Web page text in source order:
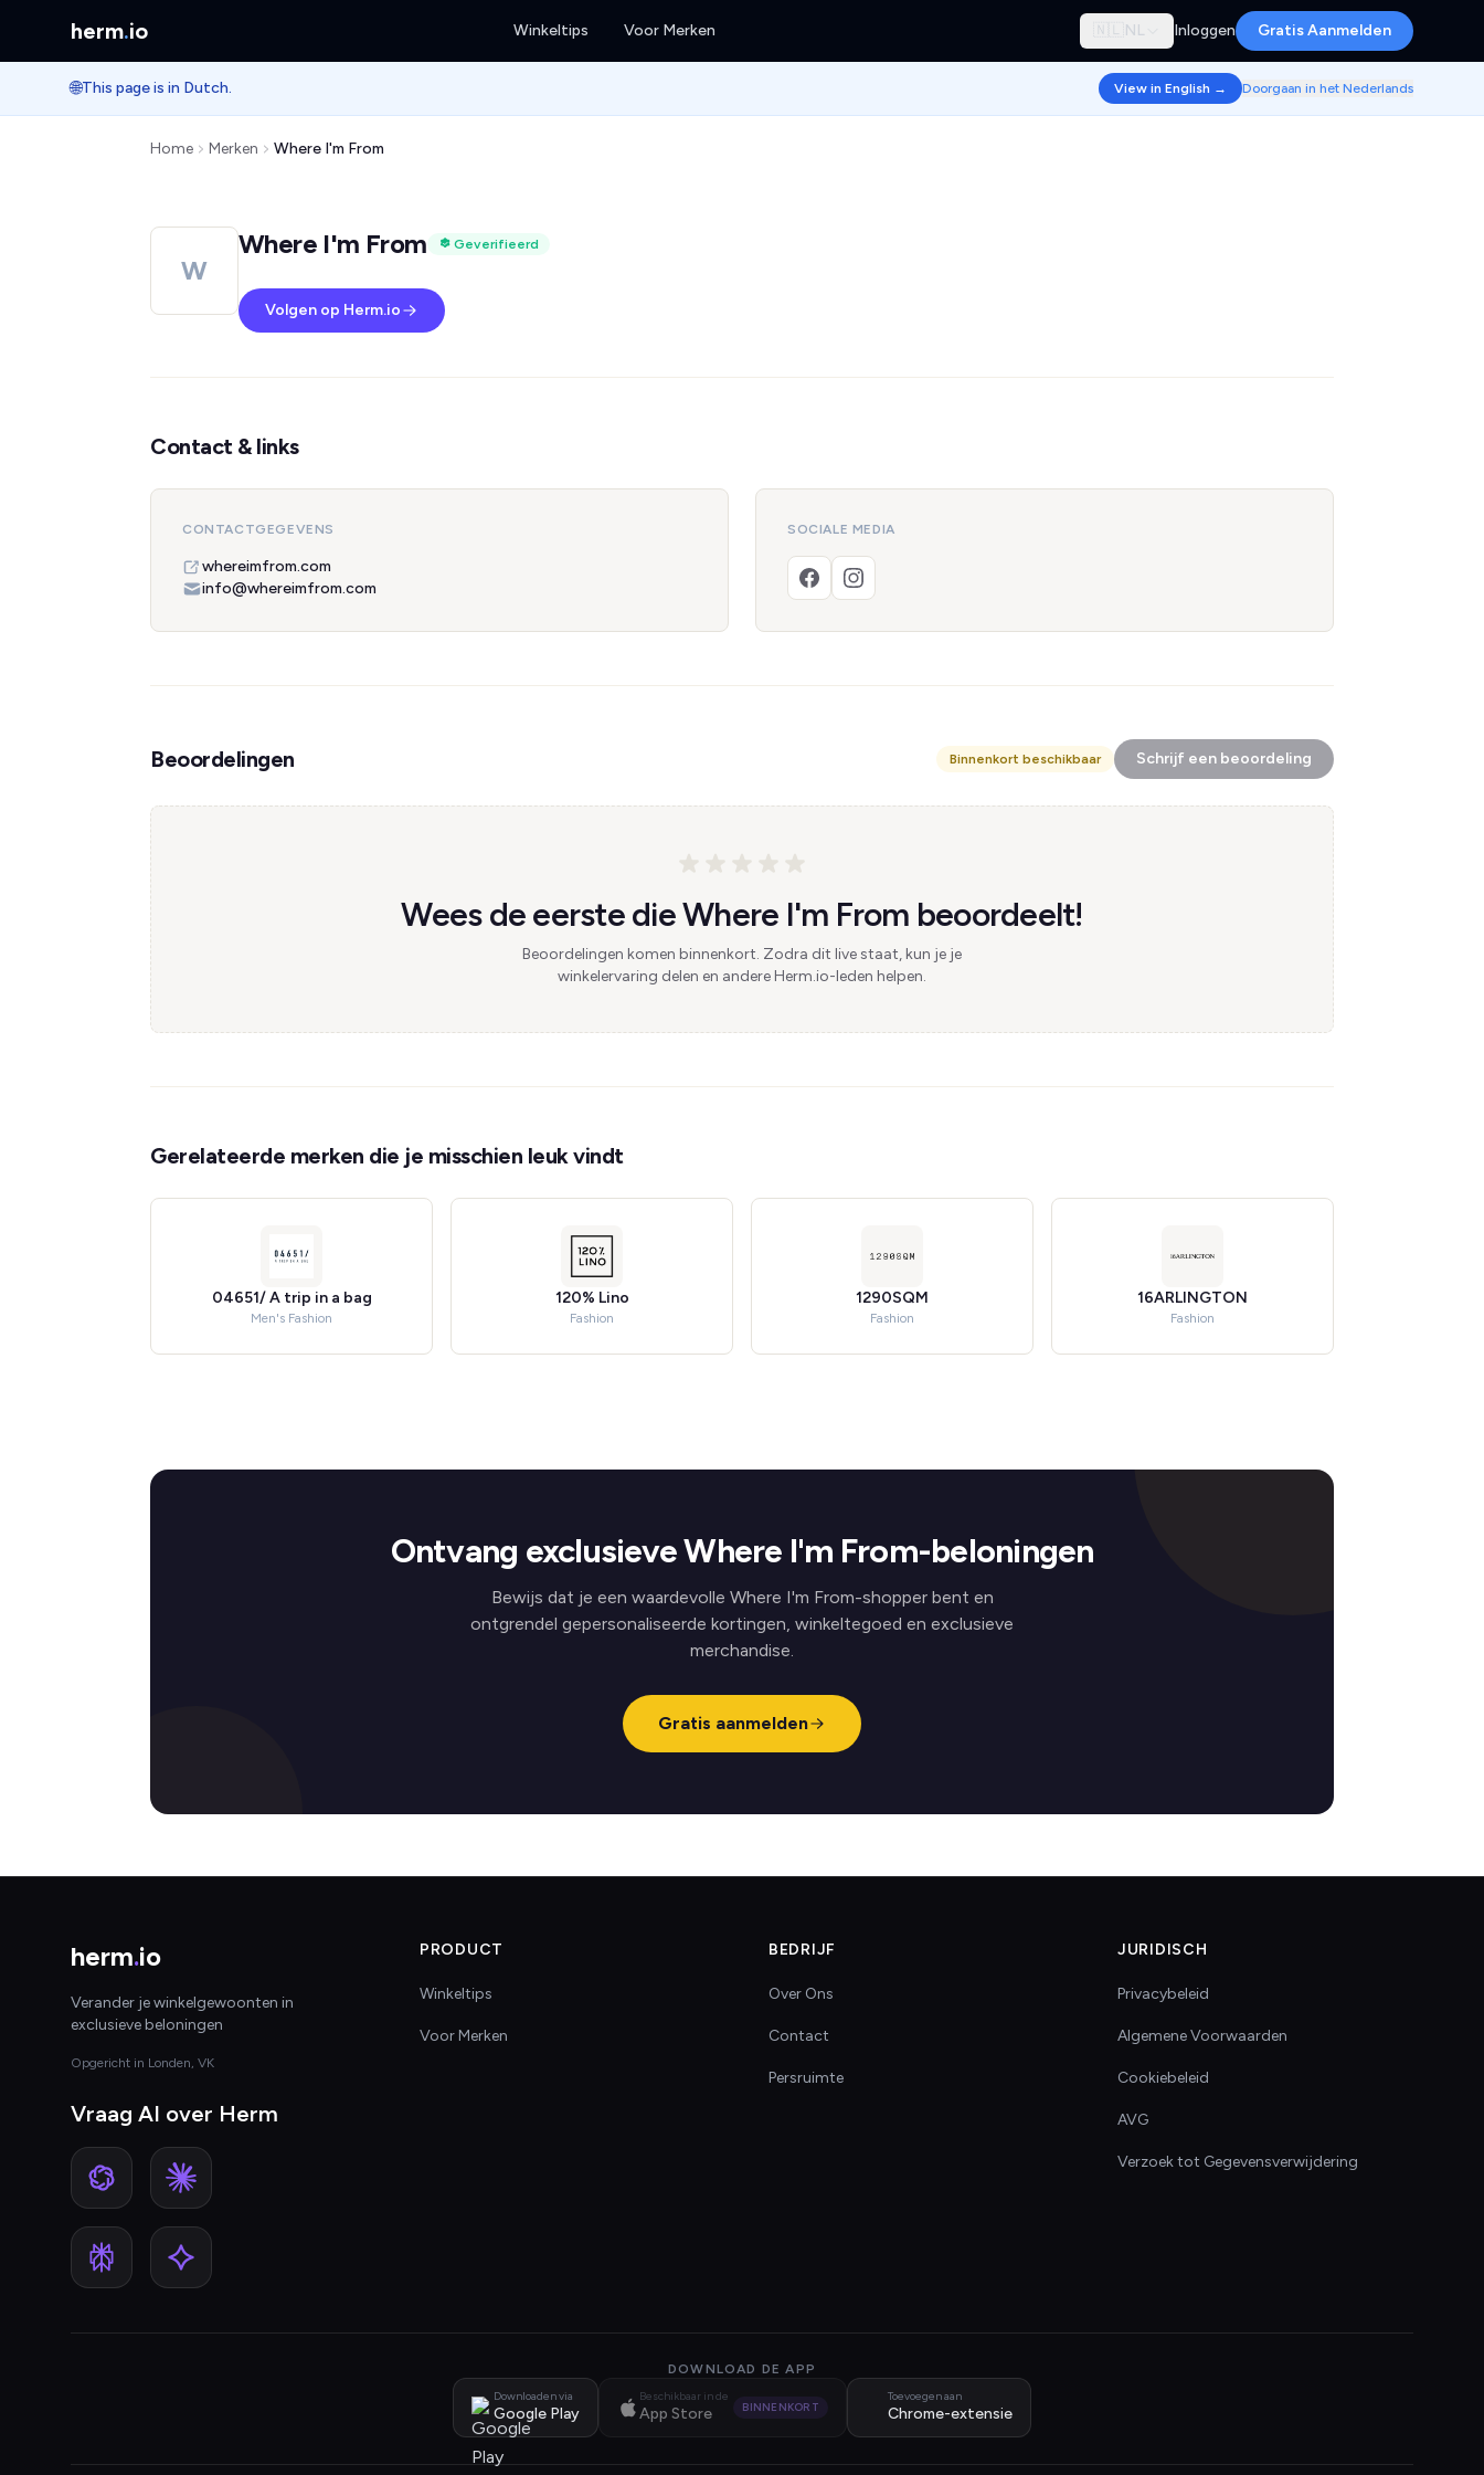
herm.io Winkeltips Voor Merken 🇳🇱 NL Inloggen Gratis Aanmelden
🌐This page is in Dutch. View in English → Doorgaan in het Nederlands
Home Merken Where I'm From
W
Where I'm From Geverifieerd
Volgen op Herm.io
Contact & links
CONTACTGEGEVENS
whereimfrom.com
info@whereimfrom.com
SOCIALE MEDIA
Beoordelingen Binnenkort beschikbaar Schrijf een beoordeling
Wees de eerste die Where I'm From beoordeelt!
Beoordelingen komen binnenkort. Zodra dit live staat, kun je je
winkelervaring delen en andere Herm.io-leden helpen.
Gerelateerde merken die je misschien leuk vindt
04651/ A trip in a bag
Men's Fashion
120% Lino
Fashion
1290SQM
Fashion
16ARLINGTON
Fashion
Ontvang exclusieve Where I'm From-beloningen
Bewijs dat je een waardevolle Where I'm From-shopper bent en
ontgrendel gepersonaliseerde kortingen, winkeltegoed en exclusieve
merchandise.
Gratis aanmelden
herm.io
Verander je winkelgewoonten in
exclusieve beloningen
Opgericht in Londen, VK
Vraag AI over Herm
PRODUCT
Winkeltips
Voor Merken
BEDRIJF
Over Ons
Contact
Persruimte
JURIDISCH
Privacybeleid
Algemene Voorwaarden
Cookiebeleid
AVG
Verzoek tot Gegevensverwijdering
DOWNLOAD DE APP
Downloaden via
Google Play
Beschikbaar in de
App Store BINNENKORT
Toevoegen aan
Chrome-extensie